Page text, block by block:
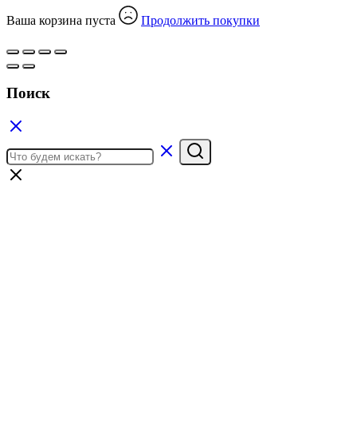
Ваша корзина пуста Продолжить покупки
Поиск